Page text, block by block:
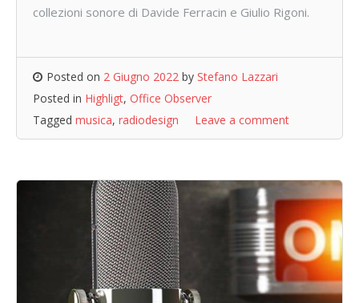
collezioni sonore di Davide Ferracin e Giulio Rigoni.
Posted on 2 Giugno 2022 by Stefano Lazzari
Posted in Highligt, Office Observer
Tagged musica, radiodesign Leave a comment